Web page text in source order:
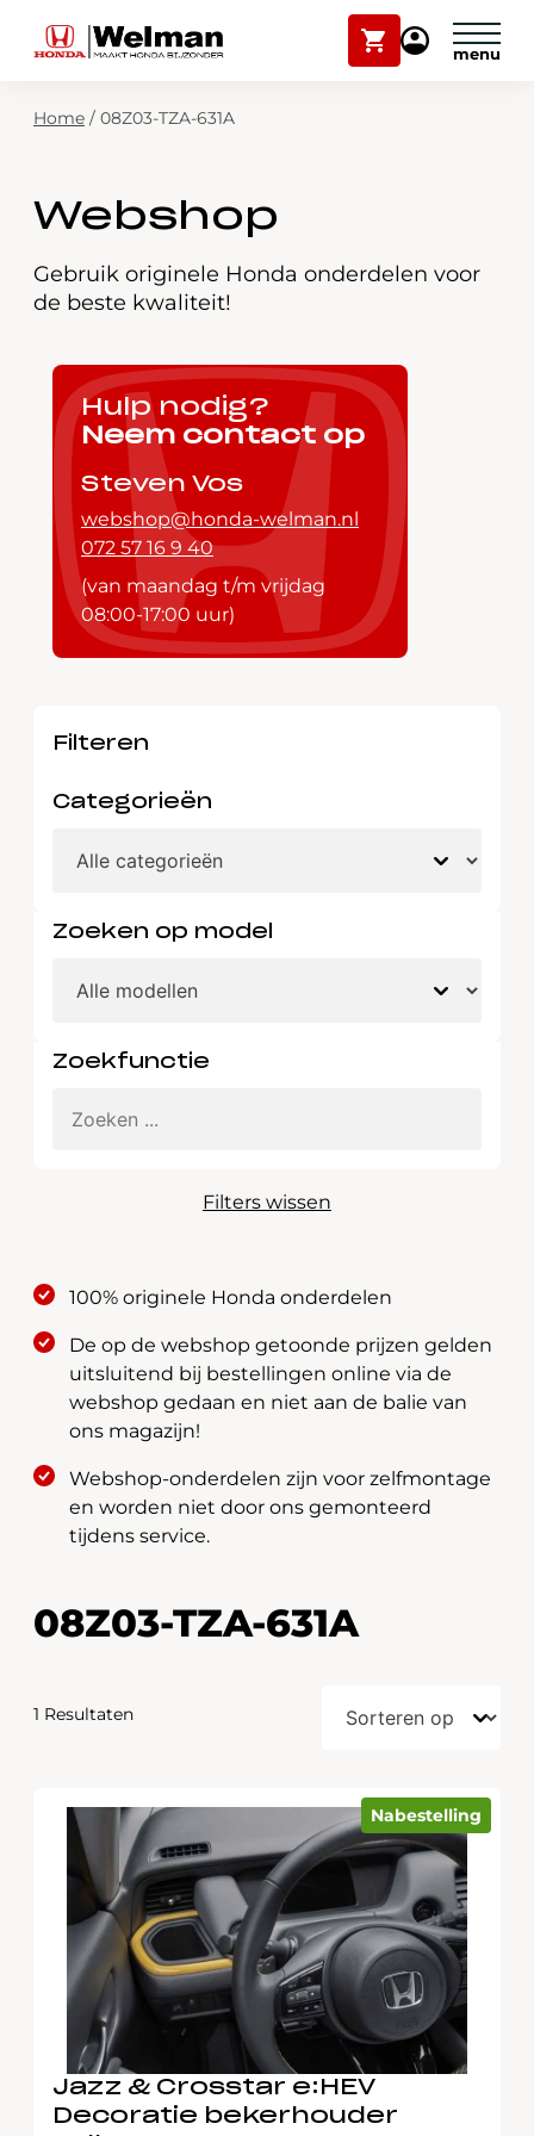
Winkelwagen
Mijn
Modellen
Over ons
Webshop
Contact
Zoekfunctie
Plan onderhoud
Mijn Honda Welman
Home / 08Z03-TZA-631A
Webshop
Gebruik originele Honda onderdelen voor
de beste kwaliteit!
Hulp nodig?
Neem contact op
Steven Vos
webshop@honda-welman.nl
072 57 16 9 40
(van maandag t/m vrijdag
08:00-17:00 uur)
Filteren
Categorieën
Zoeken op model
Zoekfunctie
Filters wissen
100% originele Honda onderdelen
De op de webshop getoonde prijzen gelden
uitsluitend bij bestellingen online via de
webshop gedaan en niet aan de balie van
ons magazijn!
Webshop-onderdelen zijn voor zelfmontage
en worden niet door ons gemonteerd
tijdens service.
08Z03-TZA-631A
1 Resultaten
Nabestelling
Jazz & Crosstar e:HEV
Decoratie bekerhouder